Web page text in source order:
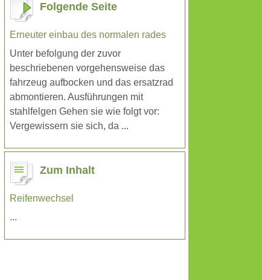
Folgende Seite
Erneuter einbau des normalen rades
Unter befolgung der zuvor
beschriebenen vorgehensweise das
fahrzeug aufbocken und das ersatzrad
abmontieren. Ausführungen mit
stahlfelgen Gehen sie wie folgt vor:
Vergewissern sie sich, da ...
Zum Inhalt
Reifenwechsel
...